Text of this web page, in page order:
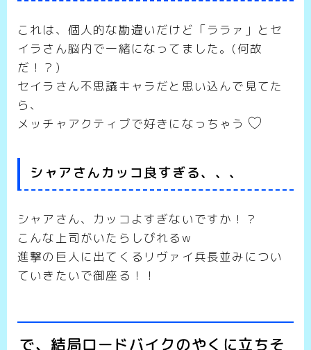
これは、個人的な勘違いだけど「ララァ」とセ
イラさん脳内で一緒になってました。(何故
だ！？)
セイラさん不思議キャラだと思い込んで見てた
ら、
メッチャアクティブで好きになっちゃう
シャアさんカッコ良すぎる、、、
シャアさん、カッコよすぎないですか！？
こんな上司がいたらしびれるw
進撃の巨人に出てくるリヴァイ兵長並みについ
ていきたいで御座る！！
で、結局ロードバイクのやくに立ちそ